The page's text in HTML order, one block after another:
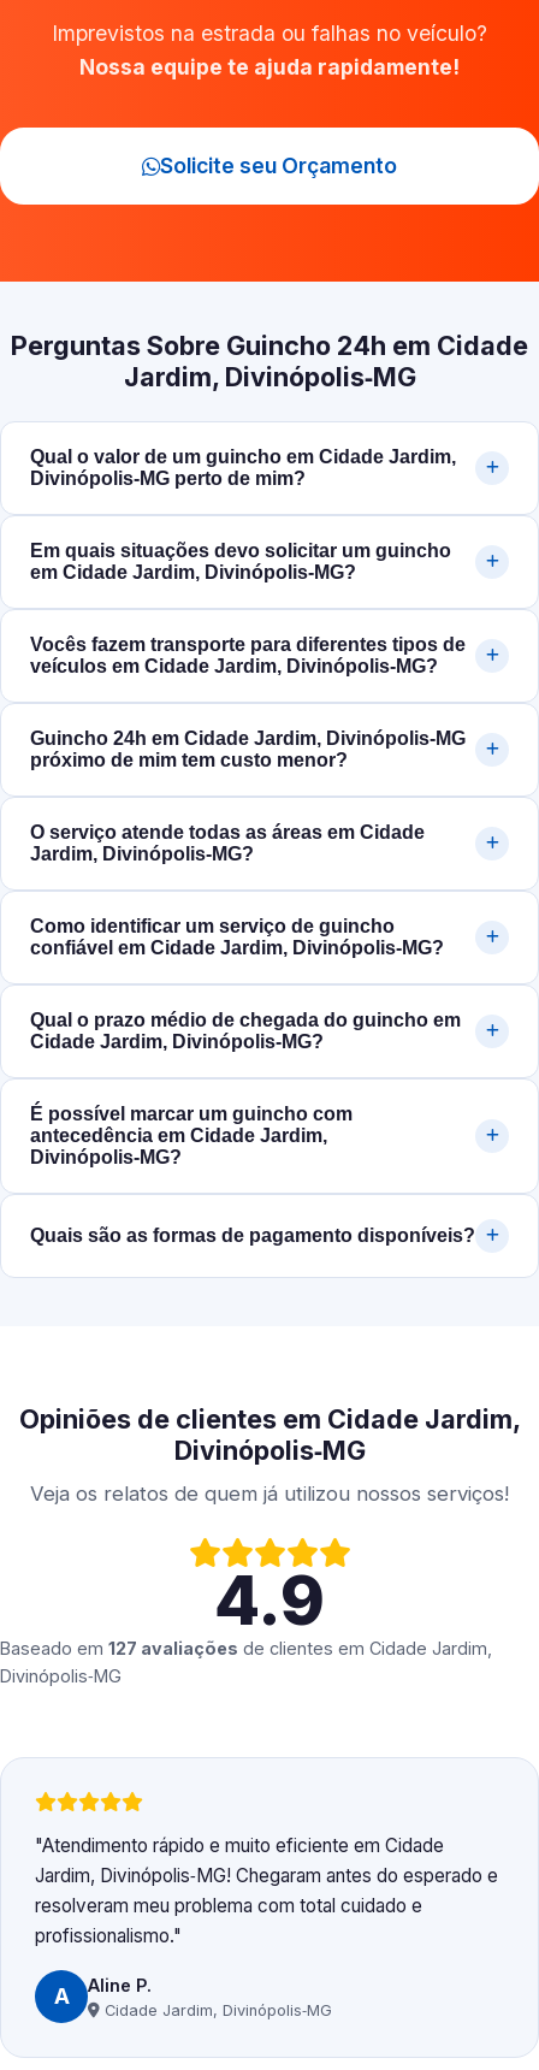
Imprevistos na estrada ou falhas no veículo?
Nossa equipe te ajuda rapidamente!
Solicite seu Orçamento
Perguntas Sobre Guincho 24h em Cidade
Jardim, Divinópolis‑MG
Qual o valor de um guincho em Cidade Jardim,
Divinópolis‑MG perto de mim?
Em quais situações devo solicitar um guincho
em Cidade Jardim, Divinópolis‑MG?
Vocês fazem transporte para diferentes tipos de
veículos em Cidade Jardim, Divinópolis‑MG?
Guincho 24h em Cidade Jardim, Divinópolis‑MG
próximo de mim tem custo menor?
O serviço atende todas as áreas em Cidade
Jardim, Divinópolis‑MG?
Como identificar um serviço de guincho
confiável em Cidade Jardim, Divinópolis‑MG?
Qual o prazo médio de chegada do guincho em
Cidade Jardim, Divinópolis‑MG?
É possível marcar um guincho com
antecedência em Cidade Jardim,
Divinópolis‑MG?
Quais são as formas de pagamento disponíveis?
Opiniões de clientes em Cidade Jardim,
Divinópolis‑MG
Veja os relatos de quem já utilizou nossos serviços!
4.9
Baseado em 127 avaliações de clientes em Cidade Jardim,
Divinópolis‑MG
Atendimento rápido e muito eficiente em Cidade
Jardim, Divinópolis‑MG! Chegaram antes do esperado e
resolveram meu problema com total cuidado e
profissionalismo.
A Aline P.
Cidade Jardim, Divinópolis‑MG